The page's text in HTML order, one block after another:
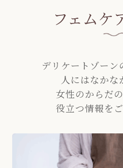
デリケートゾーン
人にはなかな
女性のからだ
役立つ情報を